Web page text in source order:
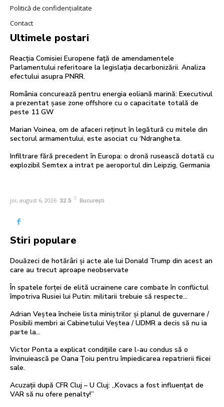
Politică de confidențialitate
Contact
Ultimele postari
Reacția Comisiei Europene față de amendamentele
Parlamentului referitoare la legislația decarbonizării. Analiza
efectului asupra PNRR.
România concurează pentru energia eoliană marină: Executivul
a prezentat șase zone offshore cu o capacitate totală de
peste 11 GW
Marian Voinea, om de afaceri reținut în legătură cu mitele din
sectorul armamentului, este asociat cu ‘Ndrangheta.
Infiltrare fără precedent în Europa: o dronă rusească dotată cu
explozibil Semtex a intrat pe aeroportul din Leipzig, Germania
joi, august 6, 2026 32.5 C București
Stiri populare
Douăzeci de hotărâri și acte ale lui Donald Trump din acest an
care au trecut aproape neobservate
În spatele forței de elită ucrainene care combate în conflictul
împotriva Rusiei lui Putin: militarii trebuie să respecte…
Adrian Veștea încheie lista miniștrilor și planul de guvernare /
Posibili membri ai Cabinetului Veștea / UDMR a decis să nu ia
parte la...
Victor Ponta a explicat condițiile care l-au condus să o
învinuiească pe Oana Țoiu pentru împiedicarea repatrierii fiicei
sale.
Acuzații după CFR Cluj – U Cluj: „Kovacs a fost influențat de
VAR să nu ofere penalty!”